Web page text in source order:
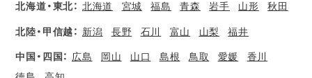
北海道・東北： 北海道 宮城 福島 青森 岩手 山形 秋田
北陸・甲信越： 新潟 長野 石川 富山 山梨 福井
中国・四国： 広島 岡山 山口 島根 鳥取 愛媛
香川